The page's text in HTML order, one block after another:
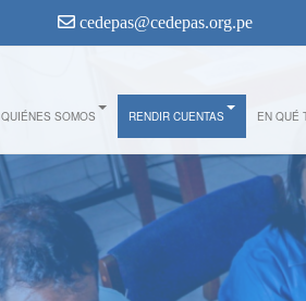
cedepas@cedepas.org.pe
QUIÉNES SOMOS RENDIR CUENTAS EN QUÉ